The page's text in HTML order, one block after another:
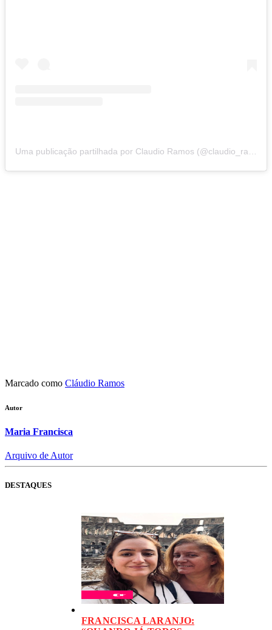
Uma publicação partilhada por Claudio Ramos (@claudio_ramos)
Marcado como Cláudio Ramos
Autor
Maria Francisca
Arquivo de Autor
DESTAQUES
FRANCISCA LARANJO: